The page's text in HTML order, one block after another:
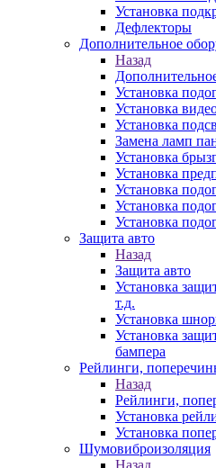
Установка
Дефлекторы
Дополнительное
Назад
Установка
Установка
Установка
Замена ламп
Установка
Установка
Установка
Установка
Установка
Защита авто
Назад
Защита авто
Установка
т.д.
Установка
Установка
бампера
Рейлинги,
Назад
Рейлинги,
Установка
Установка
Шумовиброизоляция
Назад